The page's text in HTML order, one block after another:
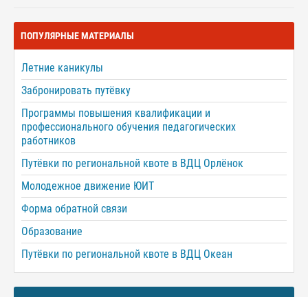
ПОПУЛЯРНЫЕ МАТЕРИАЛЫ
Летние каникулы
Забронировать путёвку
Программы повышения квалификации и
профессионального обучения педагогических
работников
Путёвки по региональной квоте в ВДЦ Орлёнок
Молодежное движение ЮИТ
Форма обратной связи
Образование
Путёвки по региональной квоте в ВДЦ Океан